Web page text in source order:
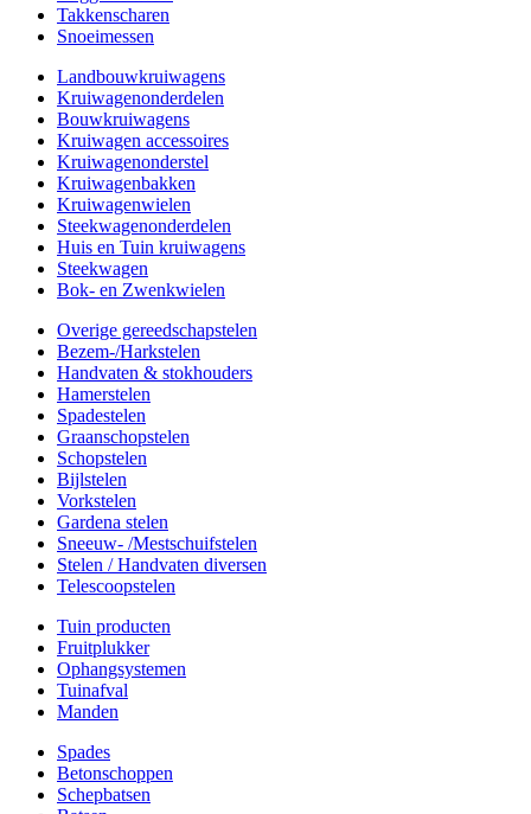
Takkenscharen
Snoeimessen
Landbouwkruiwagens
Kruiwagenonderdelen
Bouwkruiwagens
Kruiwagen accessoires
Kruiwagenonderstel
Kruiwagenbakken
Kruiwagenwielen
Steekwagenonderdelen
Huis en Tuin kruiwagens
Steekwagen
Bok- en Zwenkwielen
Overige gereedschapstelen
Bezem-/Harkstelen
Handvaten & stokhouders
Hamerstelen
Spadestelen
Graanschopstelen
Schopstelen
Bijlstelen
Vorkstelen
Gardena stelen
Sneeuw- /Mestschuifstelen
Stelen / Handvaten diversen
Telescoopstelen
Tuin producten
Fruitplukker
Ophangsystemen
Tuinafval
Manden
Spades
Betonschoppen
Schepbatsen